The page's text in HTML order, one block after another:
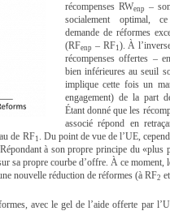
récompenses RWenp–
socialement optimal,
demande de réformes
(RFenp – RF1). À
récompenses offertes –
bien inférieures au seuil
implique cette fois un
engagement) de la part
Étant donné que les
associé répond en
de RF1 . Du point de vue de l’UE,
à son propre principe du «plus
sa propre courbe d’offre. À ce moment,
nouvelle réduction de réformes (à RF2
avec le gel de l’aide offerte par